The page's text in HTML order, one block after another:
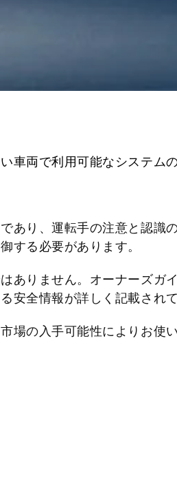
車両で利用可能なシステム
あり、運転手の注意と認識
する必要があります。
ありません。オーナーズガ
安全情報が詳しく記載されて
場の入手可能性によりお使